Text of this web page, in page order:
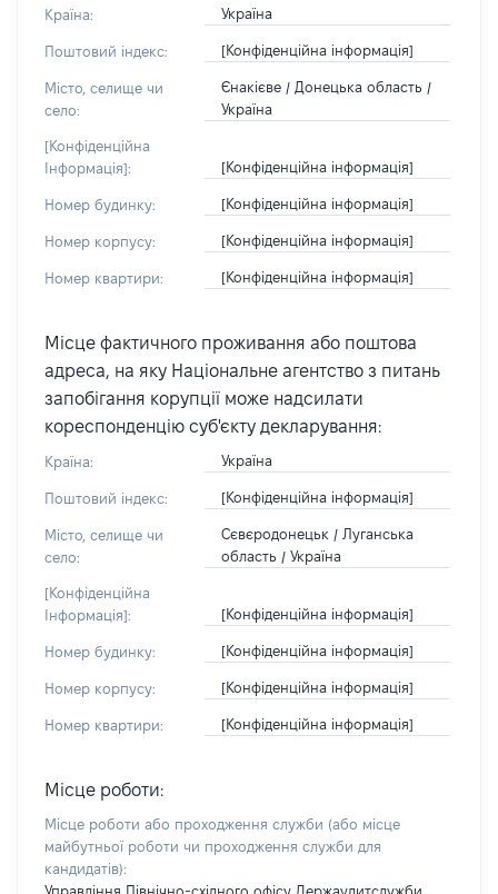
Країна: Україна
Поштовий індекс: [Конфіденційна інформація]
Місто, селище чи
село:
Єнакієве / Донецька область /
Україна
[Конфіденційна
Інформація]:
[Конфіденційна інформація]
Номер будинку: [Конфіденційна інформація]
Номер корпусу: [Конфіденційна інформація]
Номер квартири: [Конфіденційна інформація]
Місце фактичного проживання або поштова
адреса, на яку Національне агентство з питань
запобігання корупції може надсилати
кореспонденцію суб'єкту декларування:
Країна: Україна
Поштовий індекс: [Конфіденційна інформація]
Місто, селище чи
село:
Сєвєродонецьк / Луганська
область / Україна
[Конфіденційна
Інформація]:
[Конфіденційна інформація]
Номер будинку: [Конфіденційна інформація]
Номер корпусу: [Конфіденційна інформація]
Номер квартири: [Конфіденційна інформація]
Місце роботи:
Місце роботи або проходження служби (або місце
майбутньої роботи чи проходження служби для
кандидатів):
Управління Північно-східного офісу Держаудитслужби